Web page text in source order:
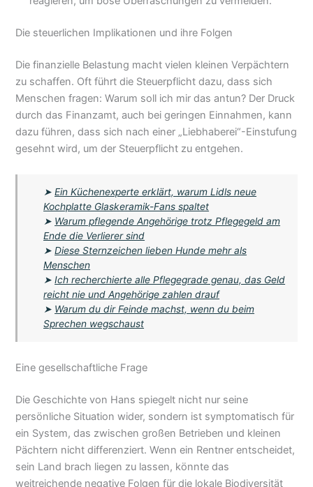
Die steuerlichen Implikationen und ihre Folgen
Die finanzielle Belastung macht vielen kleinen Verpächtern
zu schaffen. Oft führt die Steuerpflicht dazu, dass sich
Menschen fragen: Warum soll ich mir das antun? Der Druck
durch das Finanzamt, auch bei geringen Einnahmen, kann
dazu führen, dass sich nach einer „Liebhaberei“-Einstufung
gesehnt wird, um der Steuerpflicht zu entgehen.
➤Ein Küchenexperte erklärt, warum Lidls neue
Kochplatte Glaskeramik-Fans spaltet
➤ Warum pflegende Angehörige trotz Pflegegeld am
Ende die Verlierer sind
➤Diese Sternzeichen lieben Hunde mehr als
Menschen
➤Ich recherchierte alle Pflegegrade genau, das Geld
reicht nie und Angehörige zahlen drauf
➤ Warum du dir Feinde machst, wenn du beim
Sprechen wegschaust
Eine gesellschaftliche Frage
Die Geschichte von Hans spiegelt nicht nur seine
persönliche Situation wider, sondern ist symptomatisch für
ein System, das zwischen großen Betrieben und kleinen
Pächtern nicht differenziert. Wenn ein Rentner entscheidet,
sein Land brach liegen zu lassen, könnte das
weitreichende negative Folgen für die lokale Biodiversität